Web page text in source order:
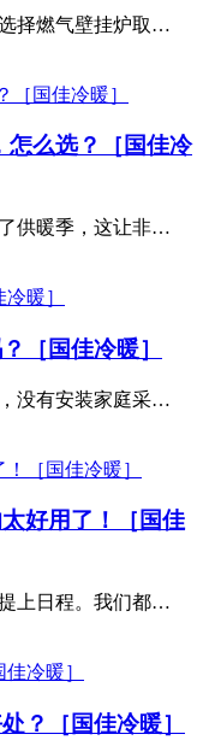
择燃气壁挂炉取…
怎么选？［国佳冷
供暖季，这让非…
［国佳冷暖］
没有安装家庭采…
好用了！［国佳
上日程。我们都…
？［国佳冷暖］